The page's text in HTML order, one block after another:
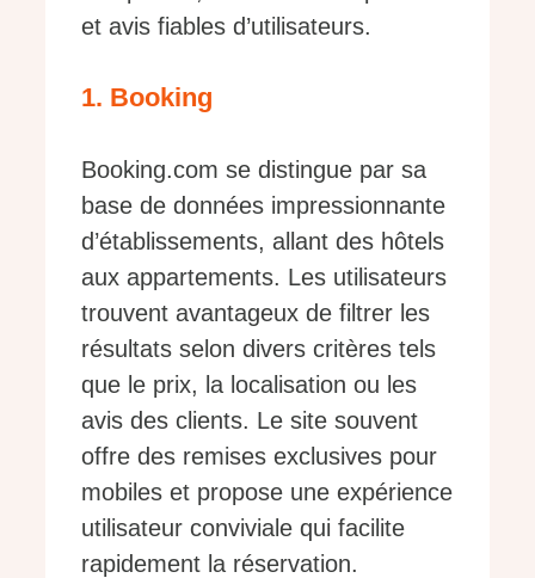
et avis fiables d’utilisateurs.
1. Booking
Booking.com se distingue par sa
base de données impressionnante
d’établissements, allant des hôtels
aux appartements. Les utilisateurs
trouvent avantageux de filtrer les
résultats selon divers critères tels
que le prix, la localisation ou les
avis des clients. Le site souvent
offre des remises exclusives pour
mobiles et propose une expérience
utilisateur conviviale qui facilite
rapidement la réservation.